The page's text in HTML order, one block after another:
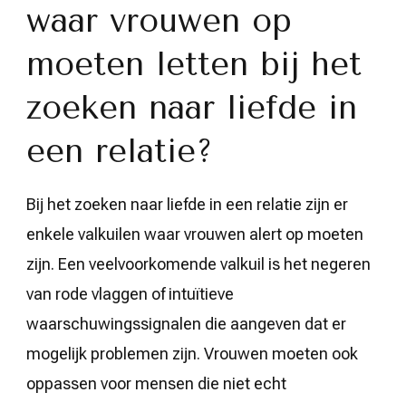
waar vrouwen op
moeten letten bij het
zoeken naar liefde in
een relatie?
Bij het zoeken naar liefde in een relatie zijn er
enkele valkuilen waar vrouwen alert op moeten
zijn. Een veelvoorkomende valkuil is het negeren
van rode vlaggen of intuïtieve
waarschuwingssignalen die aangeven dat er
mogelijk problemen zijn. Vrouwen moeten ook
oppassen voor mensen die niet echt